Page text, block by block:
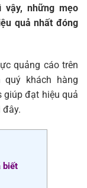
vậy, những mẹo
quả nhất đóng
quảng cáo trên
khách hàng
giúp đạt hiệu quả
đây.
biết